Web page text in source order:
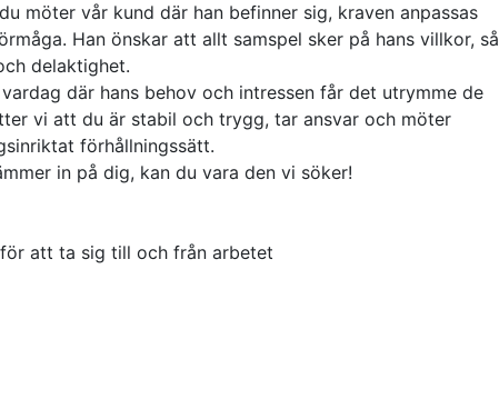
möter vår kund där han befinner sig, kraven anpassas
Han önskar att allt samspel sker på hans villkor, så
delaktighet.
där hans behov och intressen får det utrymme de
vi att du är stabil och trygg, tar ansvar och möter
förhållningssätt.
in på dig, kan du vara den vi söker!
att ta sig till och från arbetet